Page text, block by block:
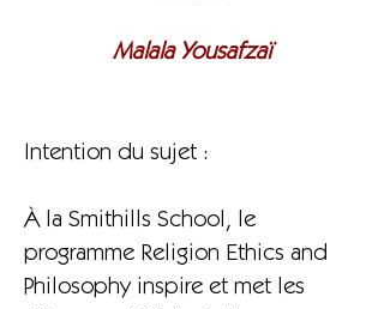
Malala Yousafzaï
Intention du sujet :
À la Smithills School, le
programme Religion Ethics and
Philosophy inspire et met les